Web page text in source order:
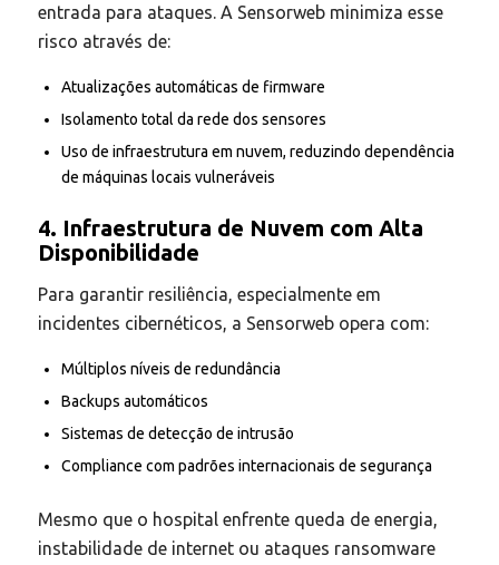
entrada para ataques. A Sensorweb minimiza esse
risco através de:
Atualizações automáticas de firmware
Isolamento total da rede dos sensores
Uso de infraestrutura em nuvem, reduzindo dependência
de máquinas locais vulneráveis
4. Infraestrutura de Nuvem com Alta
Disponibilidade
Para garantir resiliência, especialmente em
incidentes cibernéticos, a Sensorweb opera com:
Múltiplos níveis de redundância
Backups automáticos
Sistemas de detecção de intrusão
Compliance com padrões internacionais de segurança
Mesmo que o hospital enfrente queda de energia,
instabilidade de internet ou ataques ransomware